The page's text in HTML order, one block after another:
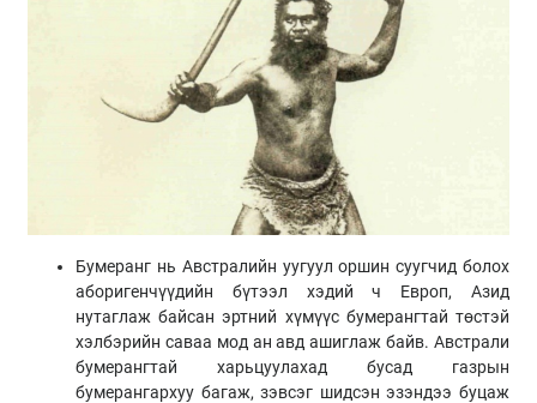
Бумеранг нь Австралийн уугуул оршин суугчид болох
аборигенчүүдийн бүтээл хэдий ч Европ, Азид
нутаглаж байсан эртний хүмүүс бумерангтай төстэй
хэлбэрийн саваа мод ан авд ашиглаж байв. Австрали
бумерангтай харьцуулахад бусад газрын
бумерангархуу багаж, зэвсэг шидсэн эзэндээ буцаж